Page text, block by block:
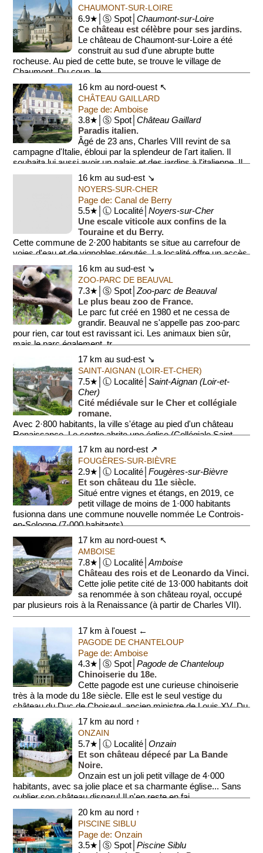
CHAUMONT-SUR-LOIRE
6.9★│Ⓢ Spot│Chaumont-sur-Loire
Ce château est célèbre pour ses jardins.
Le château de Chaumont-sur-Loire a été
construit au sud d'une abrupte butte
rocheuse. Au pied de cette bute, se trouve le village de
Chaumont. Du coup, le...
16 km au nord-ouest ↖
CHÂTEAU GAILLARD
Page de: Amboise
3.8★│Ⓢ Spot│Château Gaillard
Paradis italien.
Âgé de 23 ans, Charles VIII revint de sa
campagne d'Italie, ébloui par la splendeur de l'art italien. Il
souhaita lui aussi avoir un palais et des jardins à l'italienne. Il
fit donc...
16 km au sud-est ↘
NOYERS-SUR-CHER
Page de: Canal de Berry
5.5★│Ⓛ Localité│Noyers-sur-Cher
Une escale viticole aux confins de la
Touraine et du Berry.
Cette commune de 2·200 habitants se situe au carrefour de
voies d'eau et de vignobles réputés. La localité offre un accès
privilégié aux r...
16 km au sud-est ↘
ZOO-PARC DE BEAUVAL
7.3★│Ⓢ Spot│Zoo-parc de Beauval
Le plus beau zoo de France.
Le parc fut créé en 1980 et ne cessa de
grandir. Beauval ne s'appelle pas zoo-parc
pour rien, car tout est ravissant ici. Les animaux bien sûr,
mais le parc également, tr...
17 km au sud-est ↘
SAINT-AIGNAN (LOIR-ET-CHER)
7.5★│Ⓛ Localité│Saint-Aignan (Loir-et-
Cher)
Cité médiévale sur le Cher et collégiale
romane.
Avec 2·800 habitants, la ville s'étage au pied d'un château
Renaissance. Le centre abrite une église (Collégiale Saint-
Aignan) du 11e siècle poss...17 km au nord-est ↗
FOUGÈRES-SUR-BIÈVRE
2.9★│Ⓛ Localité│Fougères-sur-Bièvre
Et son château du 11e siècle.
Situé entre vignes et étangs, en 2019, ce
petit village de moins de 1·000 habitants
fusionna dans une commune nouvelle nommée Le Controis-
en-Sologne (7·000 habitants)...
17 km au nord-ouest ↖
AMBOISE
7.8★│Ⓛ Localité│Amboise
Château des rois et de Leonardo da Vinci.
Cette jolie petite cité de 13·000 habitants doit
sa renommée à son château royal, occupé
par plusieurs rois à la Renaissance (à partir de Charles VII).
...
17 km à l'ouest ←
PAGODE DE CHANTELOUP
Page de: Amboise
4.3★│Ⓢ Spot│Pagode de Chanteloup
Chinoiserie du 18e.
Cette pagode est une curieuse chinoiserie
très à la mode du 18e siècle. Elle est le seul vestige du
château du Duc de Choiseul, ancien ministre de Louis XV. Du
haut de la pagode,...17 km au nord ↑
ONZAIN
5.7★│Ⓛ Localité│Onzain
Et son château dépecé par La Bande
Noire.
Onzain est un joli petit village de 4·000
habitants, avec sa jolie place et sa charmante église... Sans
oublier son château disparu! Il n'en reste en fai...
20 km au nord ↑
PISCINE SIBLU
Page de: Onzain
3.5★│Ⓢ Spot│Piscine Siblu